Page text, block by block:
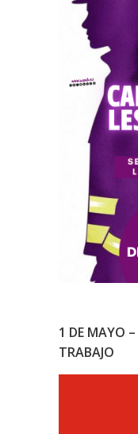
1 DE MAYO
TRABAJO